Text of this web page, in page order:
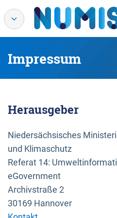
Impressum
Herausgeber
Niedersächsisches
und Klimaschutz
Referat 14:
eGovernment
Archivstraße 2
30169 Hannover